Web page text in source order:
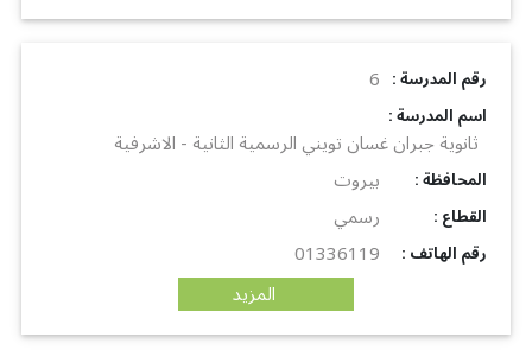
: رقم المدرسة 6
: اسم المدرسة
ثانوية جبران غسان تويني الرسمية الثانية - الاشرفية
: المحافظة بيروت
: القطاع رسمي
: رقم الهاتف
01336119
المزيد